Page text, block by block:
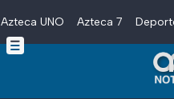
Skip to main content
Azteca UNO Azteca 7